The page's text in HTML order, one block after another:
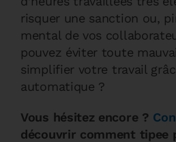
risquer une sanction ou,
mental de vos
pouvez éviter toute
simplifier votre travail
automatique ?
Vous hésitez encore ?
découvrir comment tipee